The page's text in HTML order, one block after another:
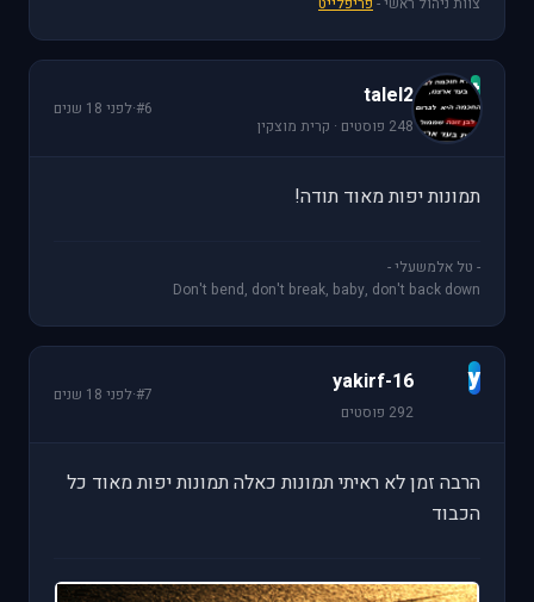
t
talel2
248 פוסטים · קרית מוצקין
#6
·לפני 18 שנים
תמונות יפות מאוד תודה!
- טל אלמשעלי -
Don't bend, don't break, baby, don't back down
y
yakirf-16
292 פוסטים
#7
·לפני 18 שנים
הרבה זמן לא ראיתי תמונות כאלה תמונות יפות מאוד כל
הכבוד